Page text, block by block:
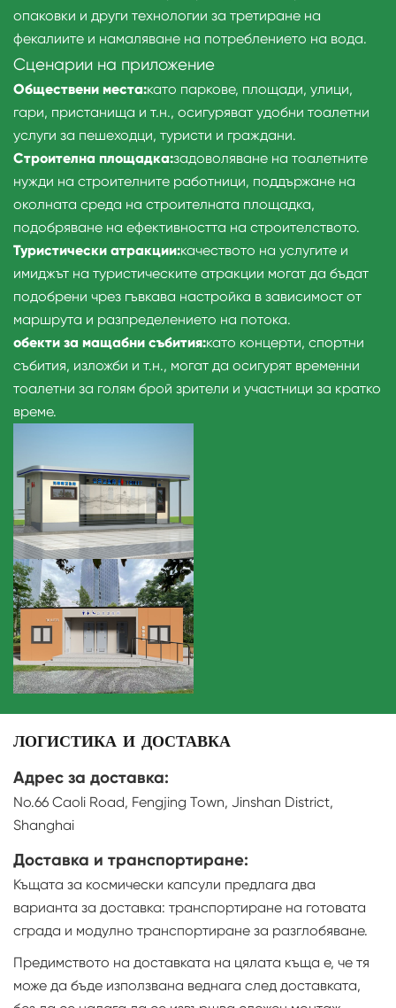
опаковки и други технологии за третиране на
фекалиите и намаляване на потреблението на вода.
Сценарии на приложение
Обществени места:като паркове, площади, улици,
гари, пристанища и т.н., осигуряват удобни тоалетни
услуги за пешеходци, туристи и граждани.
Строителна площадка:задоволяване на тоалетните
нужди на строителните работници, поддържане на
околната среда на строителната площадка,
подобряване на ефективността на строителството.
Туристически атракции:качеството на услугите и
имиджът на туристическите атракции могат да бъдат
подобрени чрез гъвкава настройка в зависимост от
маршрута и разпределението на потока.
обекти за мащабни събития:като концерти, спортни
събития, изложби и т.н., могат да осигурят временни
тоалетни за голям брой зрители и участници за кратко
време.
ЛОГИСТИКА И ДОСТАВКА
Адрес за доставка:
No.66 Caoli Road, Fengjing Town, Jinshan District,
Shanghai
Доставка и транспортиране:
Къщата за космически капсули предлага два
варианта за доставка: транспортиране на готовата
сграда и модулно транспортиране за разглобяване.
Предимството на доставката на цялата къща е, че тя
може да бъде използвана веднага след доставката,